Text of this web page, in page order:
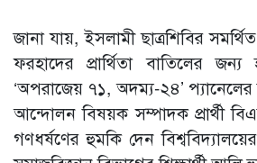
জানা যায়, ইসলামী ছাত্রশিবির
ফরহাদের প্রার্থিতা বাতিলের
‘অপরাজেয় ৭১, অদম্য-২৪’ প্যানেলের
আন্দোলন বিষয়ক সম্পাদক প্রার্থী
গণধর্ষণের হুমকি দেন